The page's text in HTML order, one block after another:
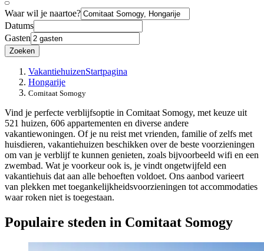
Waar wil je naartoe?
Datums
Gasten
Zoeken
VakantiehuizenStartpagina
Hongarije
Comitaat Somogy
Vind je perfecte verblijfsoptie in Comitaat Somogy, met keuze uit
521 huizen, 606 appartementen en diverse andere
vakantiewoningen. Of je nu reist met vrienden, familie of zelfs met
huisdieren, vakantiehuizen beschikken over de beste voorzieningen
om van je verblijf te kunnen genieten, zoals bijvoorbeeld wifi en een
zwembad. Wat je voorkeur ook is, je vindt ongetwijfeld een
vakantiehuis dat aan alle behoeften voldoet. Ons aanbod varieert
van plekken met toegankelijkheidsvoorzieningen tot accommodaties
waar roken niet is toegestaan.
Populaire steden in Comitaat Somogy